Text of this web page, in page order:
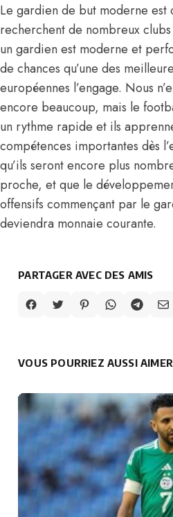
Le gardien de but moderne est
recherchent de nombreux
un gardien est moderne et
de chances qu’une des
européennes l’engage. Nous
encore beaucoup, mais le
un rythme rapide et ils
compétences importantes dès
qu’ils seront encore plus
proche, et que le
offensifs commençant par le
deviendra monnaie courante.
PARTAGER AVEC DES AMIS
VOUS POURRIEZ AUSSI AIMER